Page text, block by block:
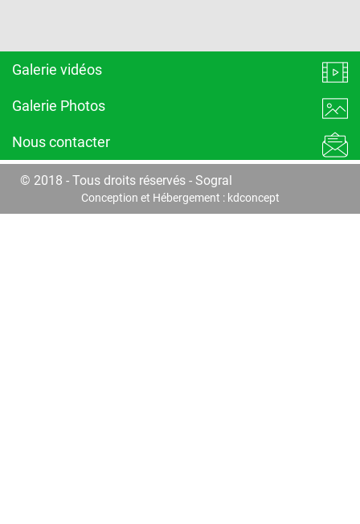
Galerie vidéos
Galerie Photos
Nous contacter
© 2018 - Tous droits réservés - Sogral
Conception et Hébergement : kdconcept